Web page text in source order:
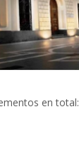
en total: